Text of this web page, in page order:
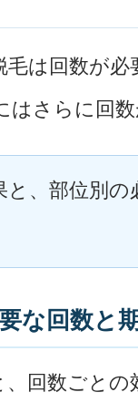
は回数が
はさらに回
と、部位別
な回数と
回数ごと